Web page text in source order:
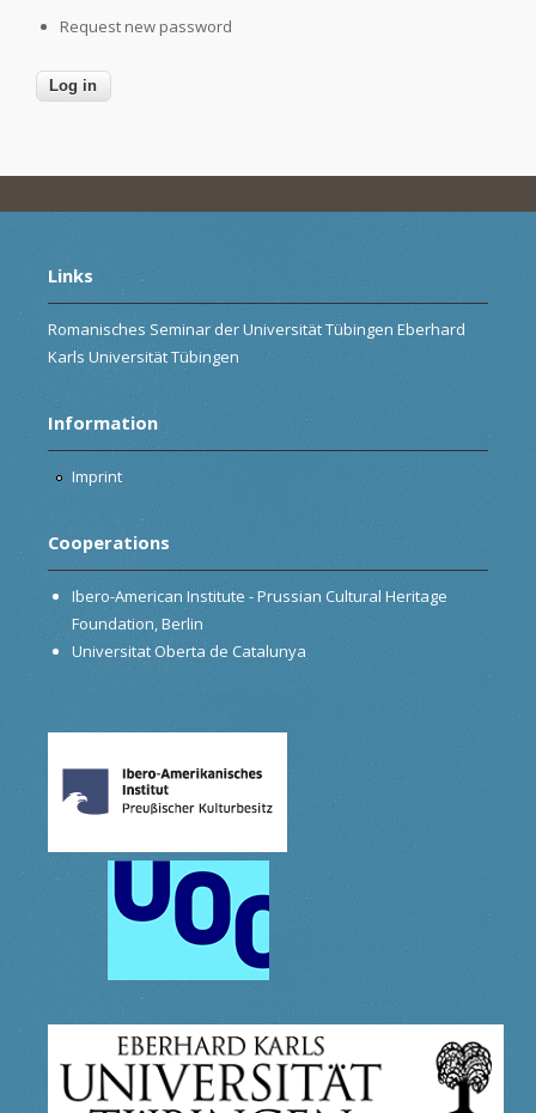
Request new password
Links
Romanisches Seminar der Universität Tübingen Eberhard
Karls Universität Tübingen
Information
Imprint
Cooperations
Ibero-American Institute - Prussian Cultural Heritage
Foundation, Berlin
Universitat Oberta de Catalunya